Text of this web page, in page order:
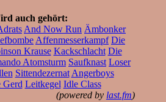
auch gehört:
And Now Run Ämbonker
Affenmesserkampf Die
Krause Kackschlacht Die
Atomsturm Saufknast Loser
Sittendezernat Angerboys
Gerd Leitkegel Idle Class
(powered by last.fm)